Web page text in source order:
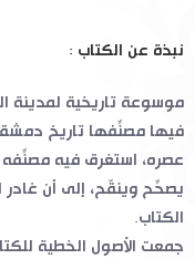
نبذة عن الكتاب :
موسوعة تاريخية لمدينة
فيها مصنِّفها تاريخ
عصره، استغرق فيه مصنِّفه
يصحِّح وينقّح، إلى أن
الكتاب.
جمعت الأصول الخطية